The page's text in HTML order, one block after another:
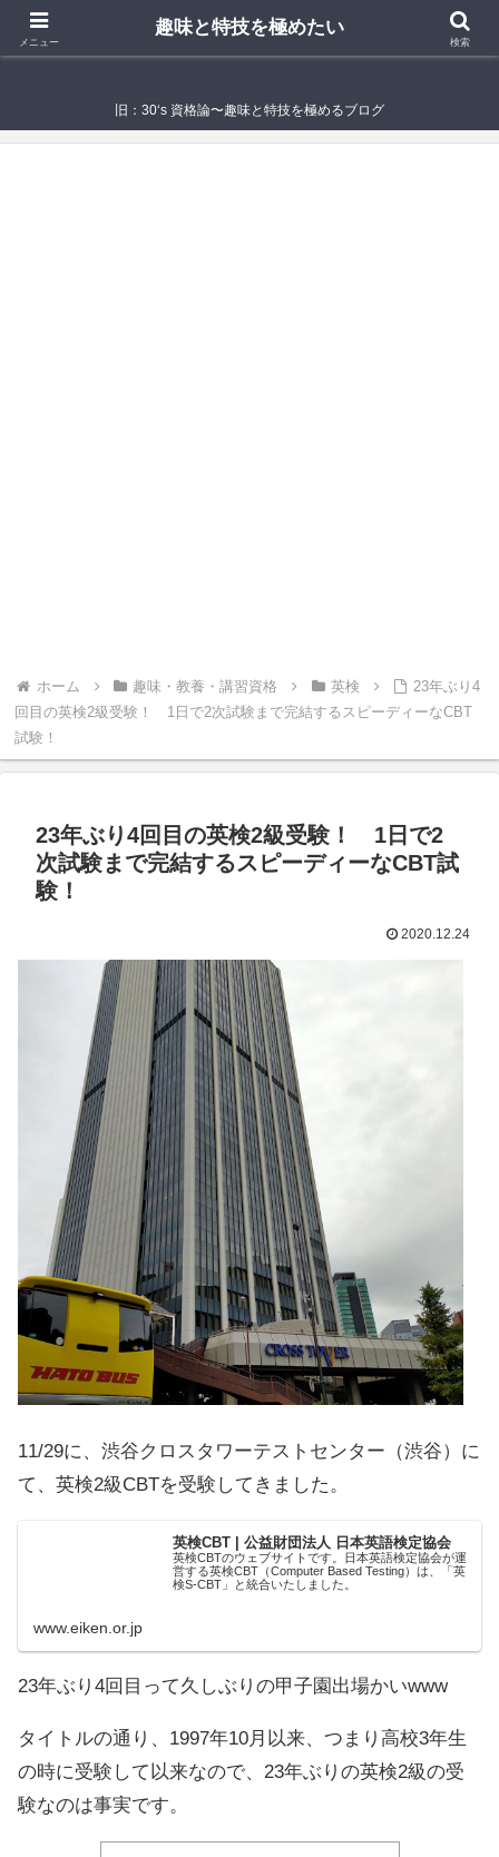
趣味と特技を極めたい
旧：30‘s 資格論〜趣味と特技を極めるブログ
ホーム 趣味・教養・講習資格 英検
23年ぶり4
回目の英検2級受験！ 1日で2次試験まで完結するスピーディーなCBT
試験！
23年ぶり4回目の英検2級受験！ 1日で2
次試験まで完結するスピーディーなCBT試
験！
2020.12.24
11/29に、渋谷クロスタワーテストセンター（渋谷）に
て、英検2級CBTを受験してきました。
英検CBT | 公益財団法人 日本英語検定協会
英検CBTのウェブサイトです。日本英語検定協会が運
営する英検CBT（Computer Based Testing）は、「英
検S-CBT」と統合いたしました。
www.eiken.or.jp
23年ぶり4回目って久しぶりの甲子園出場かいwww
タイトルの通り、1997年10月以来、つまり高校3年生
の時に受験して以来なので、23年ぶりの英検2級の受
験なのは事実です。
メニュー
趣味と特技を極めたい
検索